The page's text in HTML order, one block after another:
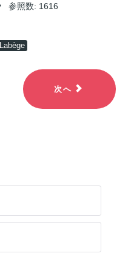
参照数: 1616
Labège
次へ